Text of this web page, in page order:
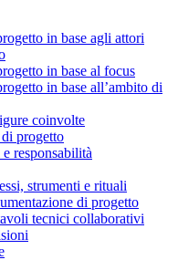
in base agli attori
in base al focus
in base all’ambito di
coinvolte
progetto
responsabilità
strumenti e rituali
di progetto
tecnici collaborativi